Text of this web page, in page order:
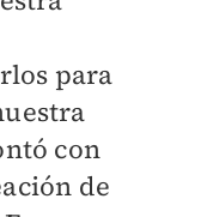
para
con
de